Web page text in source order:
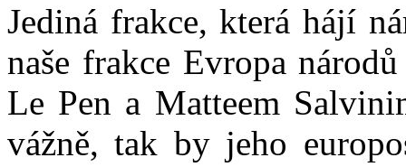
Jediná frakce, která hájí
naše frakce Evropa
Le Pen a Matteem
vážně, tak by jeho